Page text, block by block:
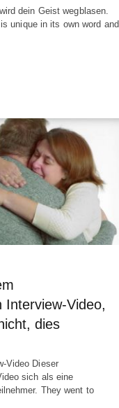
dein Geist wegblasen.
unique in its own word and
Interview-Video,
dies
Video Dieser
sich als eine
They went to